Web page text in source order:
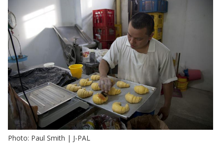
Photo: Paul Smith | J-PAL